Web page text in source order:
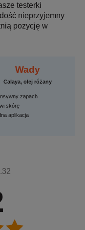
testerki
nieprzyjemny
pozycję w
Wady
Calaya, olej różany
zapach
skórę
aplikacja